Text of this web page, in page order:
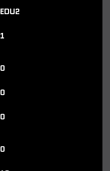
EDU2
1
0
0
0
0